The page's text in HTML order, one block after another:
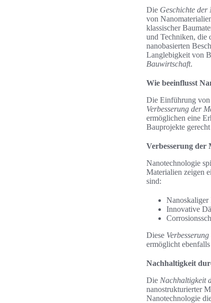
Die Geschichte der
von
klassischer
und Techniken, die
nanobasierten
Langlebigkeit von
Bauwirtschaft.
Wie beeinflusst
Die Einführung von
Verbesserung der
ermöglichen eine
Bauprojekte
Verbesserung der
Nanotechnologie
Materialien zeigen
sind:
Nanoskaliger
Innovative
Diese
ermöglicht
Nachhaltigkeit
Die Nachhaltigkeit
nanostrukturierter
Nanotechnologie